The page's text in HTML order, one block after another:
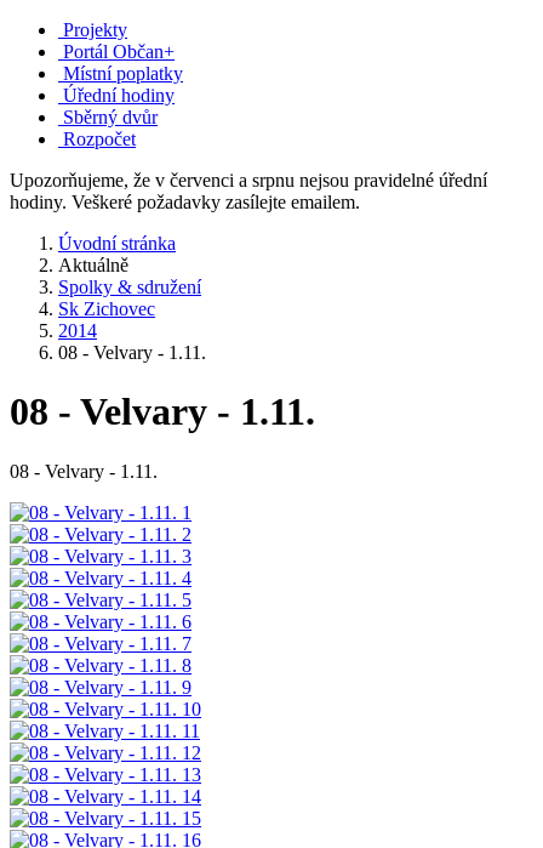
Projekty
Portál Občan+
Místní poplatky
Úřední hodiny
Sběrný dvůr
Rozpočet
Upozorňujeme, že v červenci a srpnu nejsou pravidelné úřední
hodiny. Veškeré požadavky zasílejte emailem.
Úvodní stránka
Aktuálně
Spolky & sdružení
Sk Zichovec
2014
08 - Velvary - 1.11.
08 - Velvary - 1.11.
08 - Velvary - 1.11.